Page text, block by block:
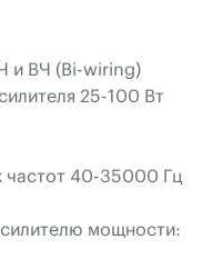
и ВЧ (Bi-wiring)
25-100 Вт
частот 40-35000 Гц
мощности: